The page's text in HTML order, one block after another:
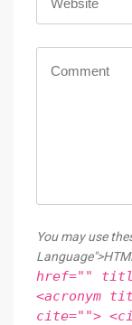
You may use
href=""
<acronym
cite="">